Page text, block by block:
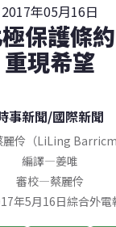
2017年05月16日
保護條
重現希望
事新聞/國際新聞
麗伶（LiLing
編譯—姜唯
審校—蔡麗伶
年5月16日綜合外電